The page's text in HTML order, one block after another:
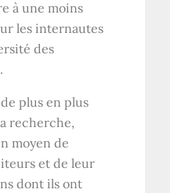
à une moins
les internautes
des
plus en plus
recherche,
moyen de
et de leur
dont ils ont